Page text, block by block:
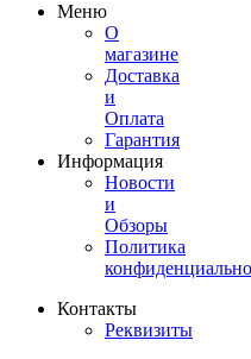
Меню
О
магазине
Доставка
и
Оплата
Гарантия
Информация
Новости
и
Обзоры
Политика
Контакты
Реквизиты